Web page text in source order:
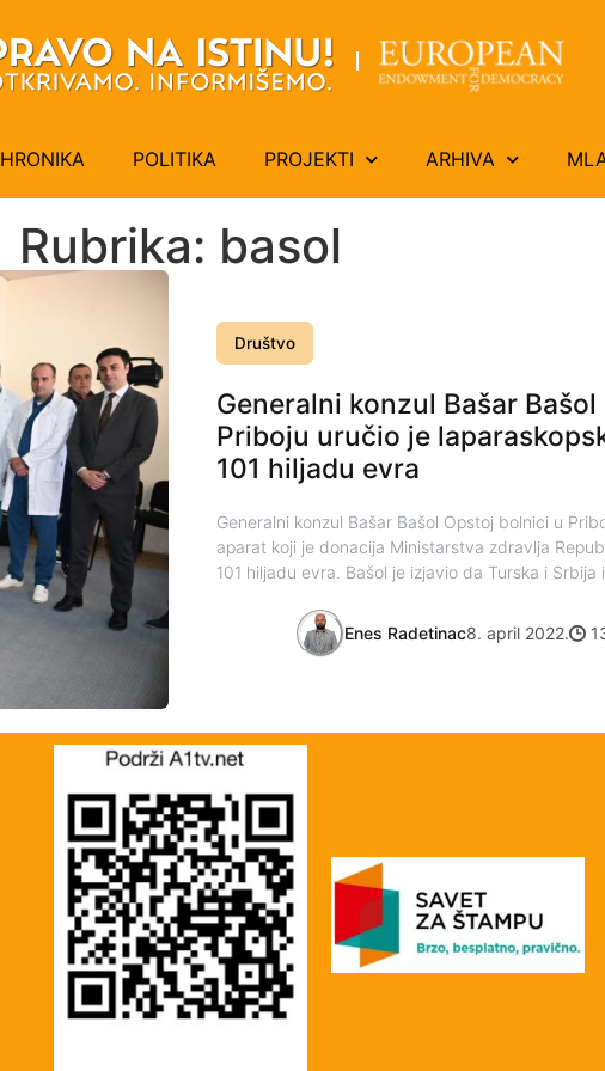
HRONIKA POLITIKA PROJEKTI ARHIVA
Rubrika: basol
Društvo
Generalni konzul Bašar
Priboju uručio je
101 hiljadu evra
Generalni konzul Bašar Bašol Opstoj bolnici u
aparat koji je donacija Ministarstva zdravlja
101 hiljadu evra. Bašol je izjavio da Turska i
Enes Radetinac8. april 2022.